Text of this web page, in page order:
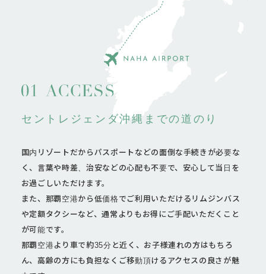
セントレジェンダ沖縄までの道のり
国内リゾートだからパスポートなどの面倒な手続きが必要な
く、言葉や時差、治安などの心配も不要で、安心して当日を
お過ごしいただけます。
また、那覇空港から低価格でご利用いただけるリムジンバス
や定額タクシーなど、通常よりもお得にご手配いただくこと
が可能です。
那覇空港より車で約35分と近く、お子様連れの方はもちろ
ん、高齢の方にも負担なくご移動頂けるアクセスの良さが魅